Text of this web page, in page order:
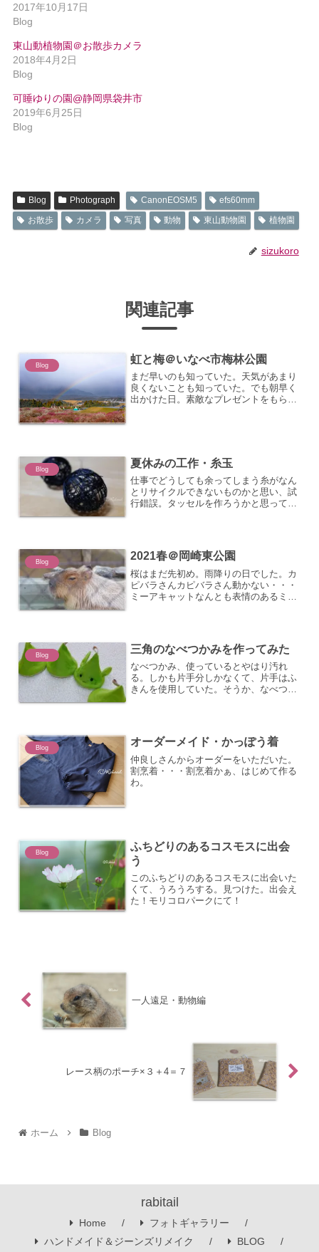
2017年10月17日
Blog
東山動植物園＠お散歩カメラ
2018年4月2日
Blog
可睡ゆりの園@静岡県袋井市
2019年6月25日
Blog
Blog Photograph CanonEOSM5
efs60mm
お散歩
カメラ 写真 動物 東山動物園 植物園
sizukoro
関連記事
Blog 虹と梅＠いなべ市梅林公園
まだ早いのも知っていた。天気があまり
良くないことも知っていた。でも朝早く
出かけた日。素敵なプレゼントをもらっ
Blog 夏休みの工作・糸玉
仕事でどうしても余ってしまう糸がなん
とリサイクルできないものかと思い、試
行錯誤。タッセルを作ろうかと思っても
溶きボンドをつけて、ぐ...
Blog 2021春＠岡崎東公園
桜はまだ先初め。雨降りの日でした。カ
ピバラさんカピバラさん動かない・・・
ミーアキャットなんとも表情のあるミー
Blog 三角のなべつかみを作ってみた
なべつかみ、使っているとやはり汚れ
る。しかも片手分しかなくて、片手はふ
きんを使用していた。そうか、なべつか
ブラザーさんのサイトに載っ...
Blog オーダーメイド・かっぽう着
仲良しさんからオーダーをいただいた。
割烹着・・・割烹着かぁ、はじめて作る
わ。
Blog
ふちどりのあるコスモスに出会
う
このふちどりのあるコスモスに出会いた
くて、うろうろする。見つけた。出会え
た！モリコロパークにて！
一人遠足・動物編
レース柄のポーチ×３＋4＝７
ホーム Blog
rabitail
Home
フォトギャラリー
ハンドメイド＆ジーンズリメイク
BLOG